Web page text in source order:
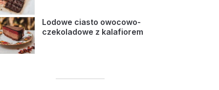
Lodowe ciasto owocowo-
czekoladowe z kalafiorem